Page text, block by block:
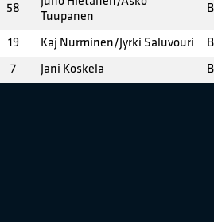
58
Tuupanen
19 Kaj Nurminen/Jyrki Saluvouri
7 Jani Koskela